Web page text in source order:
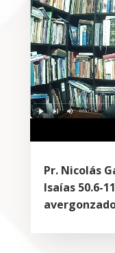
Pr. Nicolás
Isaías 50.6-